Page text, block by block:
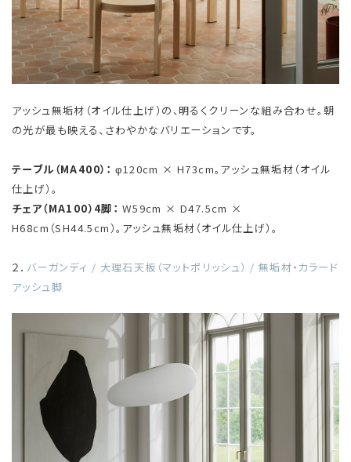
アッシュ無垢材（オイル仕上げ）の、明るくクリーンな組み合わせ。朝
の光が最も映える、さわやかなバリエーションです。
テーブル（MA400）： φ120cm × H73cm。アッシュ無垢材（オイル
仕上げ）。
チェア（MA100）4脚： W59cm × D47.5cm ×
H68cm（SH44.5cm）。アッシュ無垢材（オイル仕上げ）。
２． バーガンディ / 大理石天板（マットポリッシュ） / 無垢材・カラード
アッシュ脚